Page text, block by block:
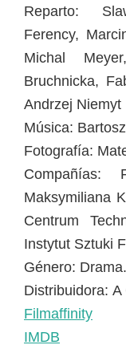
Reparto:
Ferency,
Michal
Bruchnicka,
Andrzej Niemyt
Música:
Fotografía:
Compañías:
Maksymiliana
Centrum
Instytut Sztuki
Género:
Distribuidora:
Filmaffinity
IMDB